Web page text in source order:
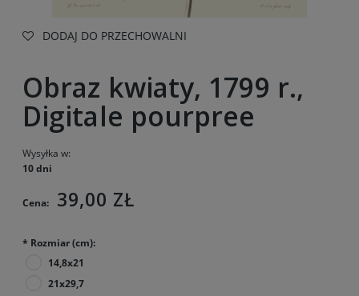
DODAJ DO PRZECHOWALNI
Obraz kwiaty, 1799 r.,
Digitale pourpree
Wysyłka w:
10 dni
Cena: 39,00 ZŁ
* Rozmiar (cm):
14,8x21
21x29,7